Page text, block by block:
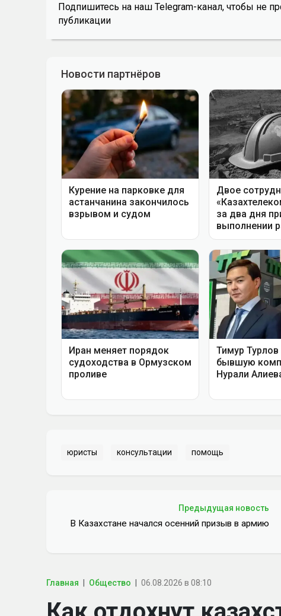
Подпишитесь на наш Telegram-канал, чтобы не
публикации
юристы консультации помощь
Предыдущая новость
В Казахстане начался осенний призыв в армию
Главная Общество 06.08.2026 в 08:10